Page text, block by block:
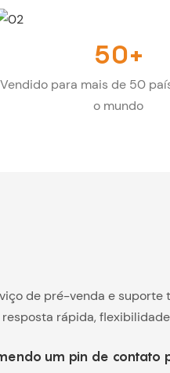
50+
Vendido para mais de 50
o mundo
de pré-venda e
rápida,
um pin de contato